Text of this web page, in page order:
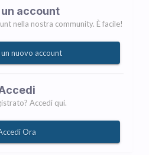
account
nella nostra community. È facile!
nuovo account
Accedi qui.
Ora